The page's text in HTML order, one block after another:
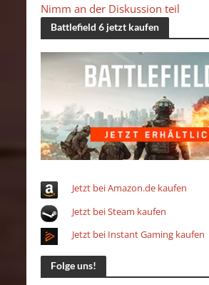
Nimm an der Diskussion teil
Battlefield 6 jetzt kaufen
Jetzt bei Amazon.de kaufen
Jetzt bei Steam kaufen
Jetzt bei Instant Gaming kaufen
Folge uns!